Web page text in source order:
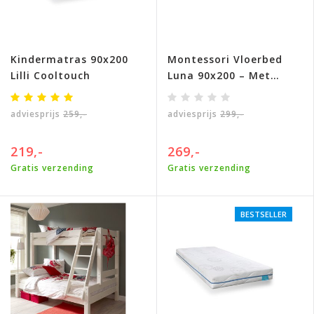
Kindermatras 90x200
Lilli Cooltouch
adviesprijs 259,-
219,-
Gratis verzending
Montessori Vloerbed
Luna 90x200 – Met
deur- Wit
adviesprijs 299,-
269,-
Gratis verzending
BESTSELLER